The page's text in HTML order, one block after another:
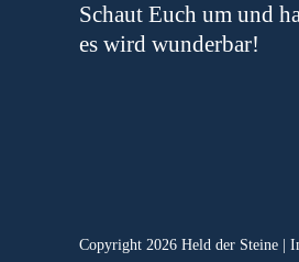
Schaut Euch um und
es wird wunderbar!
Copyright 2026 Held der Steine |